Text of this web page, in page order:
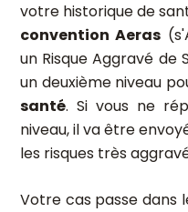
votre historique de
convention Aeras
un Risque Aggravé
un deuxième niveau
santé. Si vous ne
niveau, il va être
les risques très
Votre cas passe dans